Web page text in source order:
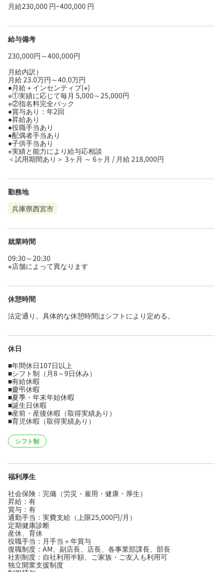
月給230,000 円~400,000 円
給与備考
230,000円～400,000円
月給内訳）
月給 23.0万円～40.0万円
●月給＋インセンティブ(※)
※①実績に応じて毎月 5,000～25,000円
※②指名料完全バック
●賞与あり：年2回
●昇給あり
●役職手当あり
●配偶者手当あり
●子供手当あり
※実績と能力により給与応相談
＜試用期間あり＞ 3ヶ月 ～ 6ヶ月 / 月給 218,000円
勤務地
兵庫県西宮市
就業時間
09:30～20:30
※店舗によって異なります
休憩時間
法定通り。具体的な休憩時間はシフトにより定める。
休日
■年間休日107日以上
■シフト制（月8～9日休み）
■有給休暇
■慶弔休暇
■夏季・年末年始休暇
■誕生日休暇
■産前・産後休暇（取得実績あり）
■育児休暇（取得実績あり）
シフト制
福利厚生
社会保険：完備（労災・雇用・健康・厚生）
昇給：有
賞与：有
通勤手当：実費支給（上限25,000円/月）
定期健康診断
産休、育休
役職手当：月手当＋年賞与
復職制度：AM、副店長、店長、各事業部課長、部長
社割制度：自社利用半額、ご家族・ご友人も利用可
独立開業支援制度